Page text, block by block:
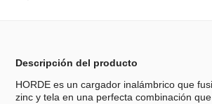
Descripción del producto
HORDE es un cargador inalámbrico que
zinc y tela en una perfecta combinación